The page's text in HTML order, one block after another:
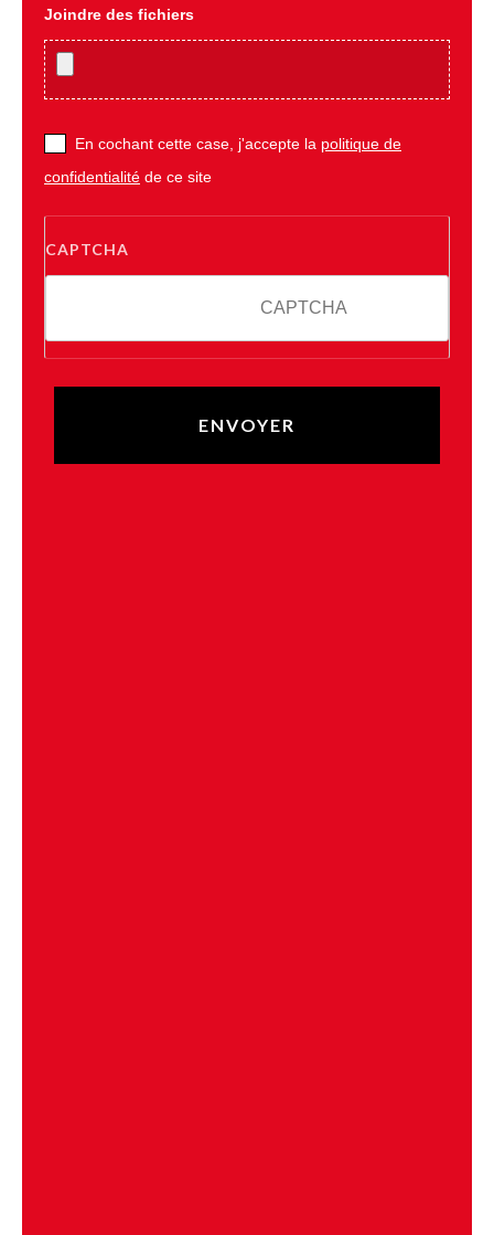
Joindre des fichiers
En cochant cette case, j'accepte la politique de
confidentialité de ce site
CAPTCHA